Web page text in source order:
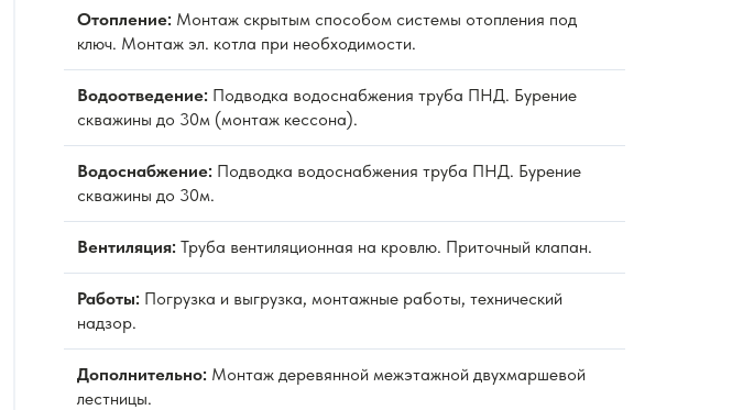
Отопление: Монтаж скрытым способом системы отопления под
ключ. Монтаж эл. котла при необходимости.
Водоотведение: Подводка водоснабжения труба ПНД. Бурение
скважины до 30м (монтаж кессона).
Водоснабжение: Подводка водоснабжения труба ПНД. Бурение
скважины до 30м.
Вентиляция: Труба вентиляционная на кровлю. Приточный клапан.
Работы: Погрузка и выгрузка, монтажные работы, технический
надзор.
Дополнительно: Монтаж деревянной межэтажной двухмаршевой
лестницы.